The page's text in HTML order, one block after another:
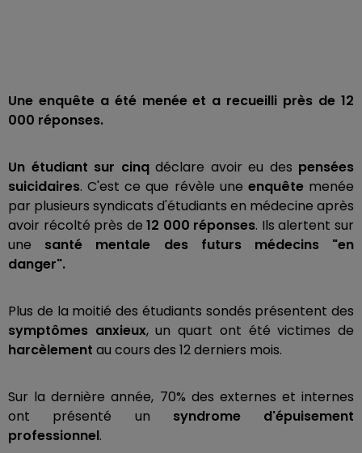
Une enquête a été menée et a recueilli près de 12
000 réponses.
Un étudiant sur cinqdéclare avoir eu des pensées
suicidaires. C'est ce que révèle une enquêtemenée
par plusieurs syndicats d'étudiants en médecine après
avoir récolté près de12 000 réponses. Ils alertent sur
une santé mentale des futurs médecins "en
danger".
Plus de la moitié des étudiants sondés présentent des
symptômes anxieux, un quart ont été victimes de
harcèlement au cours des 12 derniers mois.
Sur la dernière année, 70% des externes et internes
ont présenté un syndrome d'épuisement
professionnel.